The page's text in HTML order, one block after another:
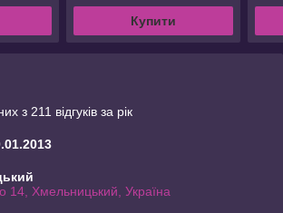
Купити
з 211 відгуків за рік
14, Хмельницький, Україна